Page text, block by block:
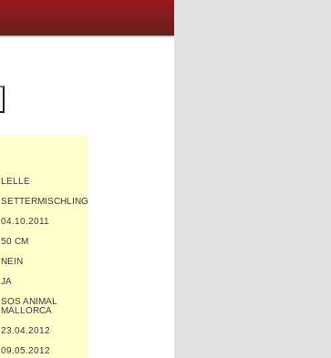
LELLE
SETTERMISCHLING
04.10.2011
50 CM
NEIN
JA
SOS ANIMAL
MALLORCA
23.04.2012
09.05.2012